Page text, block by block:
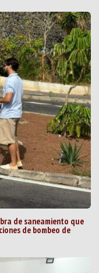
de saneamiento que
de bombeo de